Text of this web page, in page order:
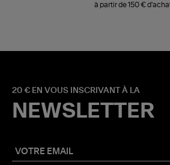
à partir de 150 €
20 € EN VOUS INSCRIVANT À LA
NEWSLETTER